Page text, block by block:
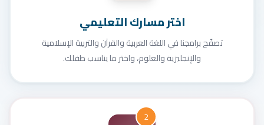
اختر مسارك التعليمي
تصفّح برامجنا في اللغة العربية والقرآن والتربية الإسلامية
والإنجليزية والعلوم، واختر ما يناسب طفلك.
2